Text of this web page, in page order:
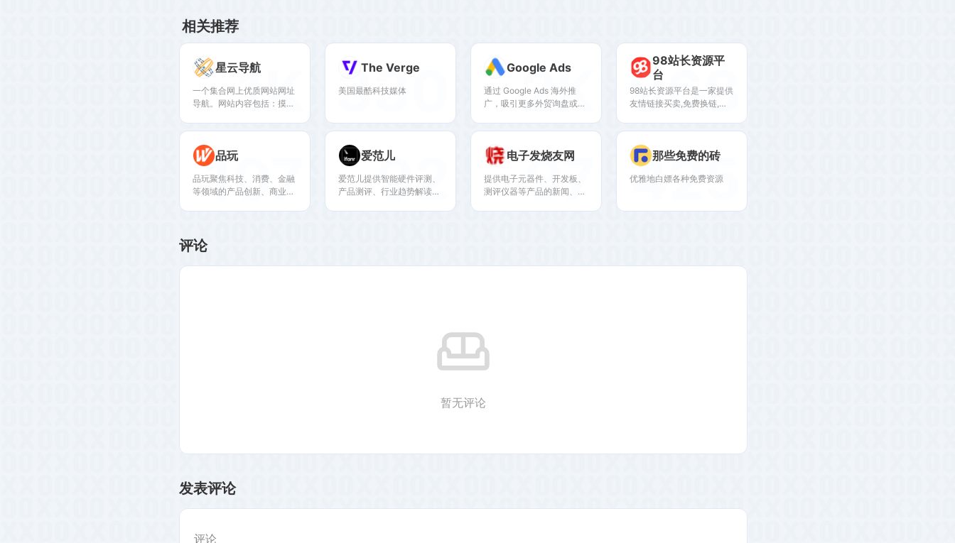
相关推荐
星云导航
一个集合网上优质网站网址
导航。网站内容包括：摸鱼
星云API，热门推荐，AI智
开发工具，学习充电，视频
影视，模板图库，媒体运
营，设计美化，休闲娱乐，
音乐MV，必备软件，导航
1K The Verge
美国最酷科技媒体
330 Google Ads
通过 Google Ads 海外推
广，吸引更多外贸询盘或跨
电商销售目标。在 Google
网罗理想客户、有效拓展业
务。
2K
98站长资源平
台
98站长资源平台是一家提供
友情链接买卖,免费换链,外
广告,网站广告,网站买卖,网
买卖软文,新闻发稿软文推广
平台,新媒服务,网络发稿等
服务;把客户利益最大化,持
968
品玩
品玩聚焦科技、消费、金融
等领域的产品创新、商业案
107 爱范儿
爱范儿提供智能硬件评测、
产品测评、行业趋势解读，
92 电子发烧友网
提供电子元器件、开发板、
测评仪器等产品的新闻、评
97 那些免费的砖
优雅地白嫖各种免费资源
425
评论
暂无评论
发表评论
评论